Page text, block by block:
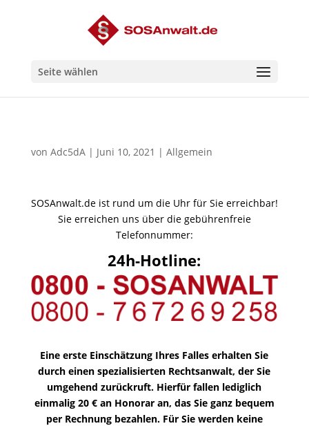
Seite wählen
von Adc5dA| Juni 10, 2021 | Allgemein
SOSAnwalt.de ist rund um die Uhr für Sie erreichbar!
Sie erreichen uns über die gebührenfreie
Telefonnummer:
24h-Hotline:
Eine erste Einschätzung Ihres Falles erhalten Sie
durch einen spezialisierten Rechtsanwalt, der Sie
umgehend zurückruft. Hierfür fallen lediglich
einmalig 20 € an Honorar an, das Sie ganz bequem
per Rechnung bezahlen. Für Sie werden keine